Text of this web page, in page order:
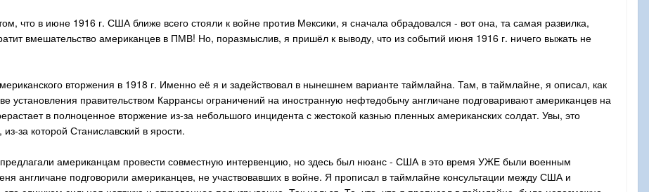
что в июне 1916 г. США ближе всего стояли к войне против Мексики, я сначала обрадовался - вот она, та самая развилка,
вмешательство американцев в ПМВ! Но, поразмыслив, я пришёл к выводу, что из событий июня 1916 г. ничего выжать не
вторжения в 1918 г. Именно её я и задействовал в нынешнем варианте таймлайна. Там, в таймлайне, я описал, как
установления правительством Каррансы ограничений на иностранную нефтедобычу англичане подговаривают американцев на
в полноценное вторжение из-за небольшого инцидента с жестокой казнью пленных американских солдат. Увы, это
за которой Станиславский в ярости.
предлагали американцам провести совместную интервенцию, но здесь был нюанс - США в это время УЖЕ были военным
англичане подговорили американцев, не участвовавших в войне. Я прописал в таймлайне консультации между США и